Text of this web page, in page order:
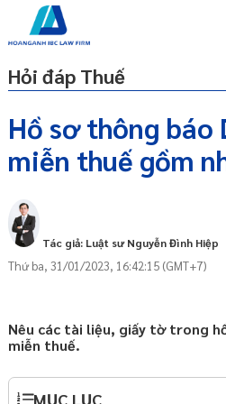
Hỏi đáp Thuế
Hồ sơ thông báo
miễn thuế gồm
Tác giả: Luật sư Nguyễn Đình Hiệp
Thứ ba, 31/01/2023, 16:42:15 (GMT+7)
Nêu các tài liệu, giấy tờ trong
miễn thuế.
MỤC LỤC
phí qua zalo
ty/doanh nghiệp
gói
phí qua zalo
ty/doanh nghiệp
gói
ty/doanh nghiệp
gói